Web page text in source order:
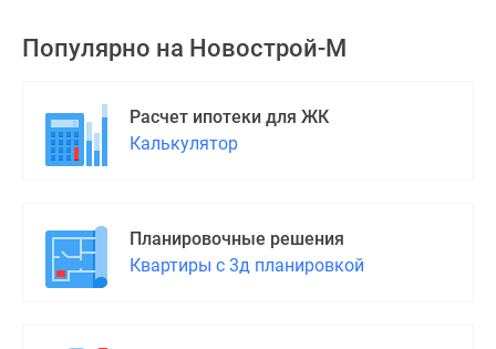
Популярно на Новострой-М
Расчет ипотеки для ЖК
Калькулятор
Планировочные решения
Квартиры с 3д планировкой